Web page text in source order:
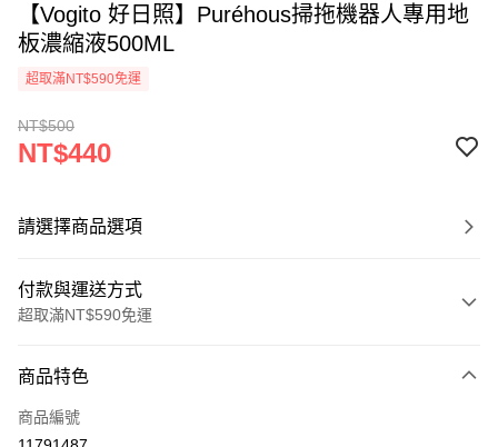
【Vogito 好日照】Puréhous掃拖機器人專用地
板濃縮液500ML
超取滿NT$590免運
NT$500
NT$440
請選擇商品選項
付款與運送方式
超取滿NT$590免運
信用卡一次付款
超商取貨付款
商品特色
商品編號